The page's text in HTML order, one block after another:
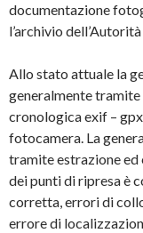
documentazione
l’archivio
Allo stato attuale la
generalmente
cronologica exif –
fotocamera. La
tramite estrazione ed
dei punti di ripresa è
corretta, errori di
errore di